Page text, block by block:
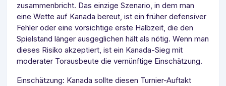
zusammenbricht. Das einzige Szenario, in dem man
eine Wette auf Kanada bereut, ist ein früher defensiver
Fehler oder eine vorsichtige erste Halbzeit, die den
Spielstand länger ausgeglichen hält als nötig. Wenn man
dieses Risiko akzeptiert, ist ein Kanada-Sieg mit
moderater Torausbeute die vernünftige Einschätzung.
Einschätzung: Kanada sollte diesen Turnier-Auftakt